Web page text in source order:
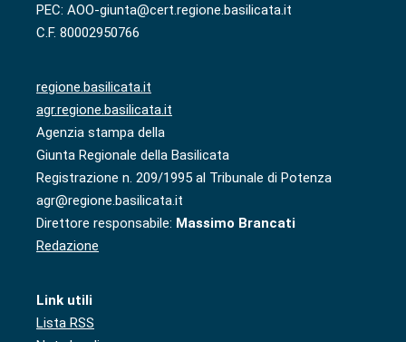
PEC: AOO-giunta@cert.regione.basilicata.it
C.F. 80002950766
regione.basilicata.it
agr.regione.basilicata.it
Agenzia stampa della
Giunta Regionale della Basilicata
Registrazione n. 209/1995 al Tribunale di Potenza
agr@regione.basilicata.it
Direttore responsabile: Massimo Brancati
Redazione
Link utili
Lista RSS